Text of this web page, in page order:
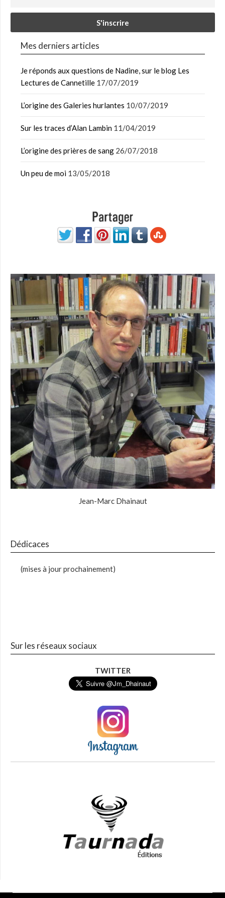
Mes derniers articles
Je réponds aux questions de Nadine, sur le blog Les
Lectures de Cannetille 17/07/2019
L’origine des Galeries hurlantes 10/07/2019
Sur les traces d’Alan Lambin 11/04/2019
L’origine des prières de sang 26/07/2018
Un peu de moi 13/05/2018
Jean-Marc Dhainaut
Dédicaces
(mises à jour prochainement)
Sur les réseaux sociaux
TWITTER